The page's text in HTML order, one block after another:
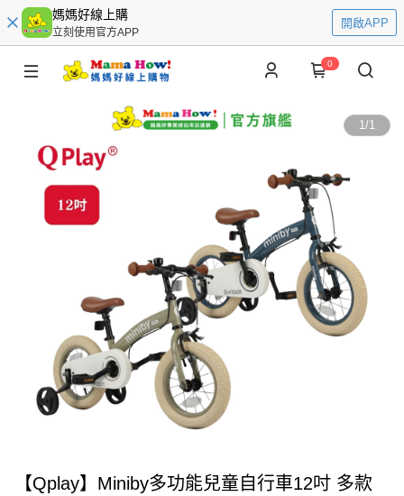
媽媽好線上購
立刻使用官方APP
開啟APP
0
1/1
【Qplay】Miniby多功能兒童自行車12吋 多款